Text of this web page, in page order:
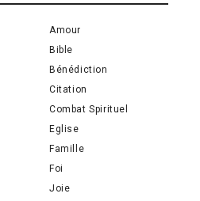
Amour
Bible
Bénédiction
Citation
Combat Spirituel
Eglise
Famille
Foi
Joie